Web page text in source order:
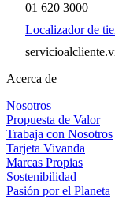
01 620 3000
Localizador de
Acerca de
Nosotros
Propuesta de Valor
Trabaja con Nosotros
Tarjeta Vivanda
Marcas Propias
Sostenibilidad
Pasión por el Planeta